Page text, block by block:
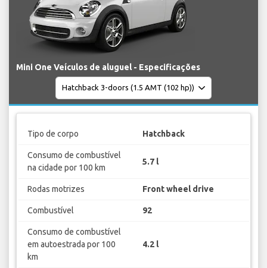
Mini One Veículos de aluguel - Especificações
Tipo de corpo Hatchback
Consumo de combustível
na cidade por 100 km
5.7 l
Rodas motrizes Front wheel drive
Combustível 92
Consumo de combustível
em autoestrada por 100
km
4.2 l